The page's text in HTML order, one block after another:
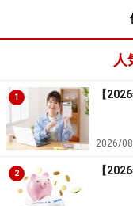
人
1 【
2026/
2 【